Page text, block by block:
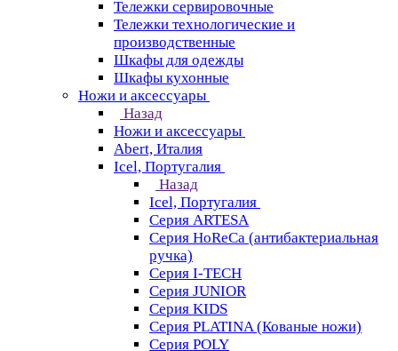
Тележки сервировочные
Тележки технологические и
производственные
Шкафы для одежды
Шкафы кухонные
Ножи и аксессуары
Назад
Ножи и аксессуары
Abert, Италия
Icel, Португалия
Назад
Icel, Португалия
Серия ARTESA
Серия HoReCa (антибактериальная
ручка)
Серия I-TECH
Серия JUNIOR
Серия KIDS
Серия PLATINA (Кованые ножи)
Серия POLY